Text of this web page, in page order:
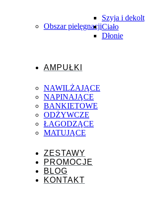
Obszar pielęgnacji
Szyja i dekolt
Ciało
Dłonie
AMPUŁKI
NAWILŻAJĄCE
NAPINAJĄCE
BANKIETOWE
ODŻYWCZE
ŁAGODZĄCE
MATUJĄCE
ZESTAWY
PROMOCJE
BLOG
KONTAKT